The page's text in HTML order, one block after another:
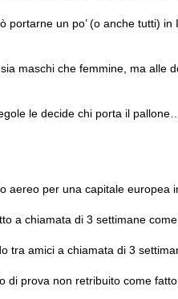
portarne un po’ (o anche tutti)
maschi che femmine, ma alle
le decide chi porta il
aereo per una capitale europea
a chiamata di 3 settimane
tra amici a chiamata di 3
di prova non retribuito come